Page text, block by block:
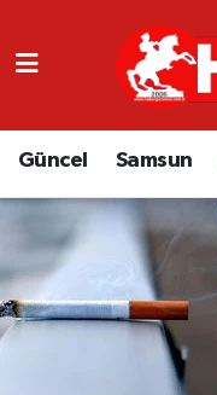
Güncel Samsun
GÜNCEL
SAMSUN
SAMSUNSPOR
EKONOMİ
YAŞAM